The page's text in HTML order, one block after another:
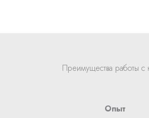
Преимущества работы с
Опыт